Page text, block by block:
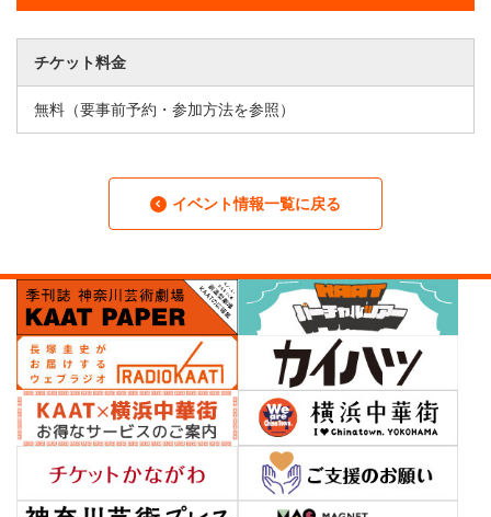
チケット料金
無料（要事前予約・参加方法を参照）
イベント情報一覧に戻る